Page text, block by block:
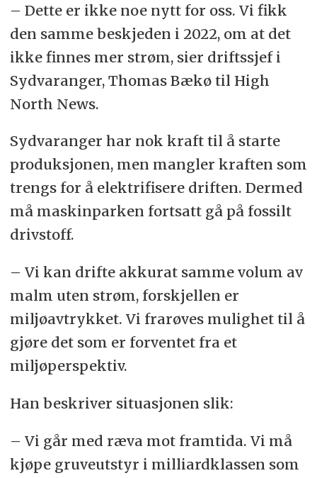
– Dette er ikke noe nytt for oss. Vi fikk
den samme beskjeden i 2022, om at det
ikke finnes mer strøm, sier driftssjef i
Sydvaranger, Thomas Bækø til High
North News.
Sydvaranger har nok kraft til å starte
produksjonen, men mangler kraften som
trengs for å elektrifisere driften. Dermed
må maskinparken fortsatt gå på fossilt
drivstoff.
– Vi kan drifte akkurat samme volum av
malm uten strøm, forskjellen er
miljøavtrykket. Vi frarøves mulighet til å
gjøre det som er forventet fra et
miljøperspektiv.
Han beskriver situasjonen slik:
– Vi går med ræva mot framtida. Vi må
kjøpe gruveutstyr i milliardklassen som